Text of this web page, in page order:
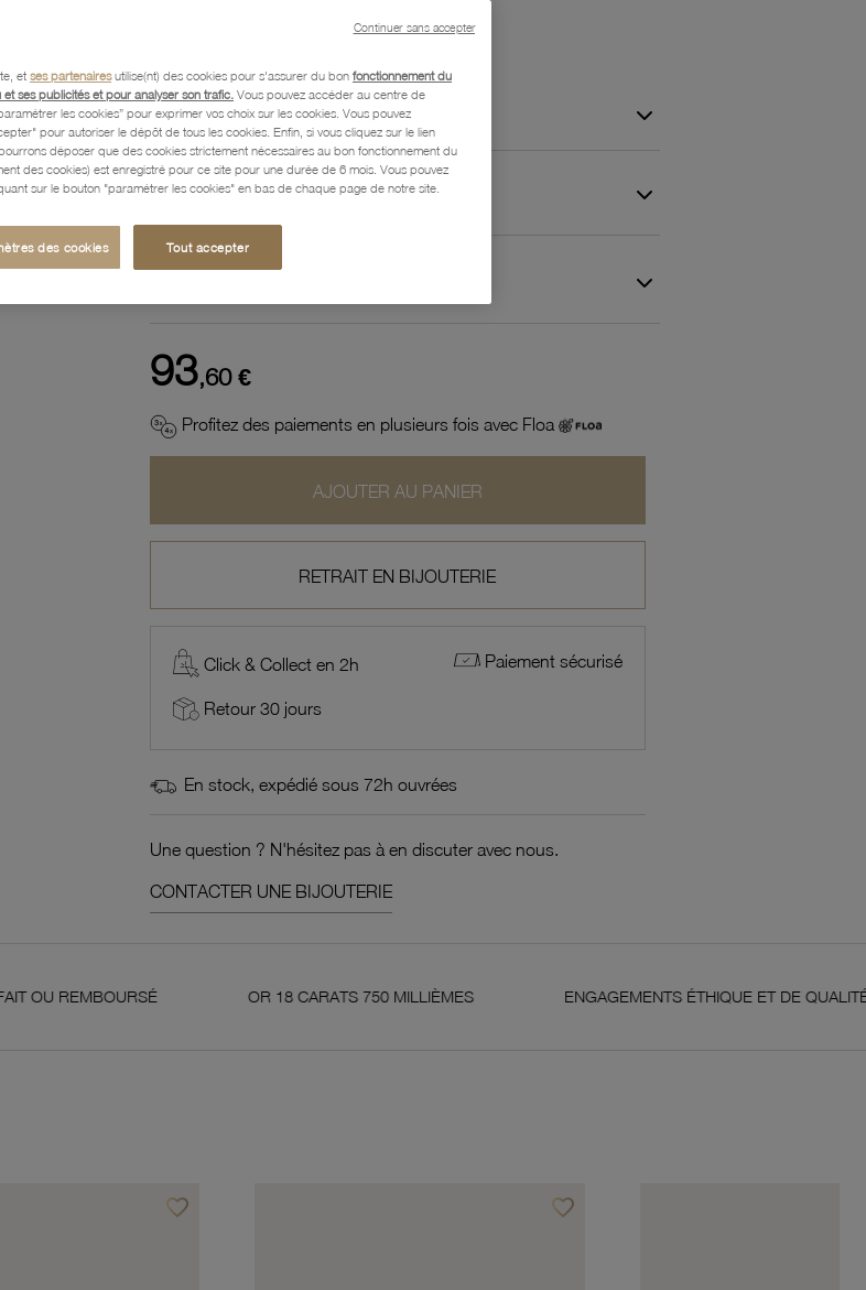
Description
Caractéristiques détaillées
93,60 €
Profitez des paiements en plusieurs fois avec Floa
AJOUTER AU PANIER
RETRAIT EN BIJOUTERIE
Click & Collect en 2h Paiement sécurisé
Retour 30 jours
En stock, expédié sous 72h ouvrées
Une question ? N'hésitez pas à en discuter avec nous.
CONTACTER UNE BIJOUTERIE
OR 18 CARATS 750 MILLIÈMES ENGAGEMENTS ÉTHIQUE ET DE QUALITÉ
favorite_borderAjouter à vos favoris favorite_borderAjouter à vos favoris
et ses partenairesutilise(nt) des cookies pour s'assurer du bon fonctionnement du
ses publicités et pour analyser son trafic. Vous pouvez accéder au centre de
les cookies” pour exprimer vos choix sur les cookies. Vous pouvez
pour autoriser le dépôt de tous les cookies. Enfin, si vous cliquez sur le lien
déposer que des cookies strictement nécessaires au bon fonctionnement du
des cookies) est enregistré pour ce site pour une durée de 6 mois. Vous pouvez
sur le bouton "paramétrer les cookies" en bas de chaque page de notre site.
des cookies Tout accepter
Continuer sans accepter